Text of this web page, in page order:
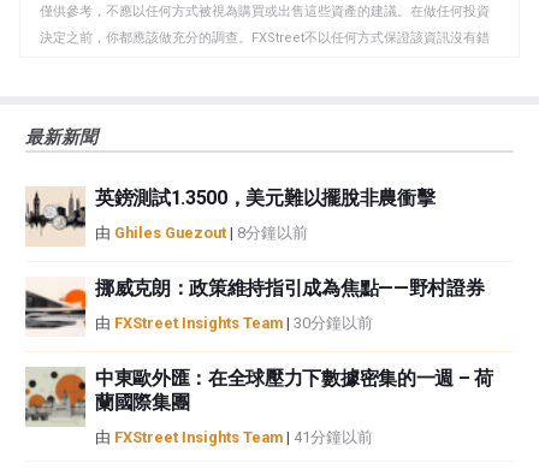
板
僅供參考，不應以任何方式被視為購買或出售這些資產的建議。在做任何投資
決定之前，你都應該做充分的調查。FXStreet不以任何方式保證該資訊沒有錯
觀點，並不代表FXStreet或其廣告商的官方政策或立場。作者不對本頁連結的
如果文章正文中沒有明確提到，在撰寫本文時，作者在本文中提到的任何股票
中都沒有頭寸，也沒有與文中提到的任何公司有業務關係。除了FXStreet，作
者沒有收到撰寫這篇文章的報酬。
FXStreet和作者不提供個性化的建議。作者對該資訊的準確性、完整性或適用
性不作任何陳述。FXStreet和作者將不承擔任何錯誤，遺漏或任何損失，傷害
或損害由此資訊及其顯示或使用引起的。錯誤和遺漏除外。本文作者和
FXStreet並非註冊投資顧問，本文內容無意提供任何投資建議。
最新新聞
英鎊測試1.3500，美元難以擺脫非農衝擊
由 Ghiles Guezout | 8分鐘以前
挪威克朗：政策維持指引成為焦點——野村證券
由 FXStreet Insights Team | 30分鐘以前
中東歐外匯：在全球壓力下數據密集的一週 – 荷
蘭國際集團
由 FXStreet Insights Team | 41分鐘以前